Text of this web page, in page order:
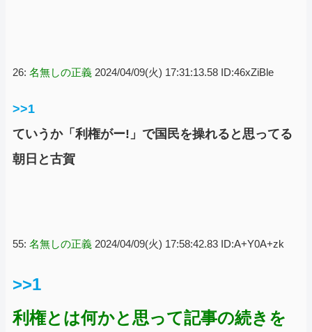
26: 名無しの正義 2024/04/09(火) 17:31:13.58 ID:46xZiBle
>>1
ていうか「利権がー!」で国民を操れると思ってる
朝日と古賀
55: 名無しの正義 2024/04/09(火) 17:58:42.83 ID:A+Y0A+zk
>>1
利権とは何かと思って記事の続きを